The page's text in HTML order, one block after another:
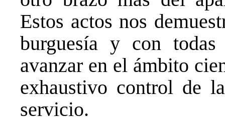
Estos actos nos
burguesía y con
avanzar en el ámbito
exhaustivo control de
servicio.